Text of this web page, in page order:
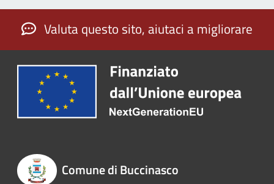
Valuta questo sito, aiutaci a migliorare
Comune di Buccinasco